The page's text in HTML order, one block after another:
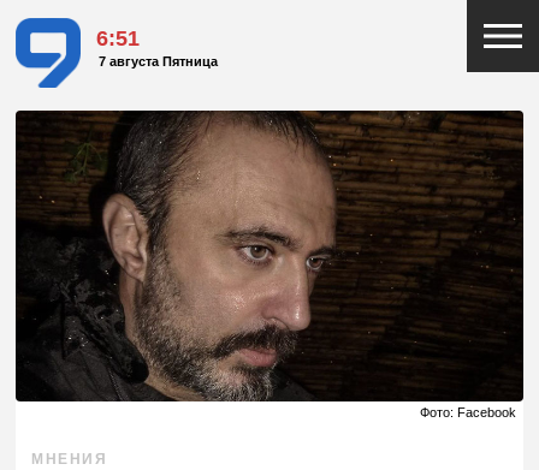
6:51
7 августа Пятница
Фото: Facebook
МНЕНИЯ